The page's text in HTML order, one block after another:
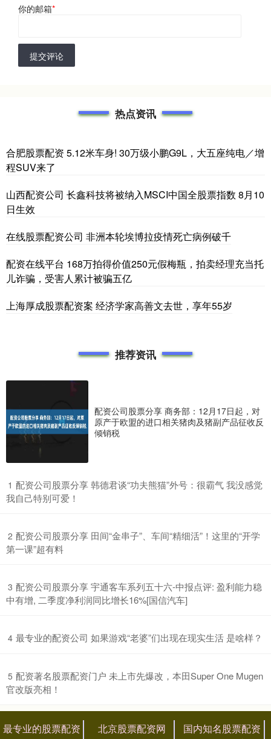
你的邮箱*
提交评论
热点资讯
合肥股票配资 5.12米车身! 30万级小鹏G9L，大五座纯电／增
程SUV来了
山西配资公司 长鑫科技将被纳入MSCI中国全股票指数 8月10
日生效
在线股票配资公司 非洲本轮埃博拉疫情死亡病例破千
配资在线平台 168万拍得价值250元假梅瓶，拍卖经理充当托
儿诈骗，受害人累计被骗五亿
上海厚成股票配资案 经济学家高善文去世，享年55岁
推荐资讯
配资公司股票分享 商务部：12月17日起，对
原产于欧盟的进口相关猪肉及猪副产品征收反
倾销税
1 ​配资公司股票分享 韩德君谈“功夫熊猫”外号：很霸气 我没感觉
我自己特别可爱！
2 ​配资公司股票分享 田间“金串子”、车间“精细活”！这里的“开学
第一课”超有料
3 ​配资公司股票分享 宇通客车系列五十六-中报点评: 盈利能力稳
中有增, 二季度净利润同比增长16%[国信汽车]
4 ​最专业的配资公司 如果游戏“老婆”们出现在现实生活 是啥样？
5 ​配资著名股票配资门户 未上市先爆改，本田Super One Mugen
官改版亮相！
最专业的股票配资 北京股票配资网
国内知名股票配资